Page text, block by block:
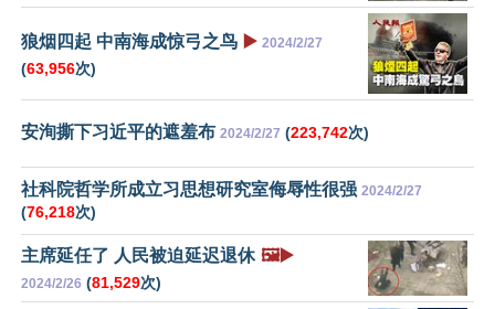
狼烟四起 中南海成惊弓之鸟 ▶️ 2024/2/27
(63,956次)
安洵撕下习近平的遮羞布 2024/2/27 (223,742次)
社科院哲学所成立习思想研究室侮辱性很强 2024/2/27
(76,218次)
主席延任了 人民被迫延迟退休 🖼️▶️
2024/2/26 (81,529次)